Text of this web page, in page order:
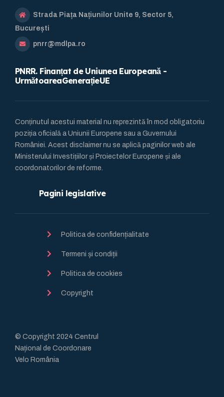
Strada Piața Națiunilor Unite 9, Sector 5,
București
pnrr@mdlpa.ro
PNRR. Finanțat de Uniunea Europeană -
UrmătoareaGenerațieUE
Conținutul acestui material nu reprezintă în mod obligatoriu
poziția oficială a Uniunii Europene sau a Guvernului
României. Acest disclaimer nu se aplică paginilor web ale
Ministerului Investițiilor și Proiectelor Europene și ale
coordonatorilor de reforme.
Pagini legislative
Politica de confidențialitate
Termeni și condiții
Politica de cookies
Copyright
© Copyright 2024 Centrul
Național de Coordonare
Velo România